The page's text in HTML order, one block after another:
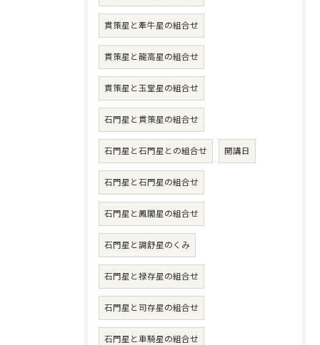
貫策星と牽牛星の組合せ
貫策星と龍高星の組合せ
貫策星と玉堂星の組合せ
石門星と貫策星の組合せ
石門星と石門星との組合せ 開講日
石門星と石門星の組合せ
石門星と鳳閣星の組合せ
石門星と調舒星のくみ
石門星と禄存星の組合せ
石門星と司存星の組合せ
石門星と車騎星の組合せ